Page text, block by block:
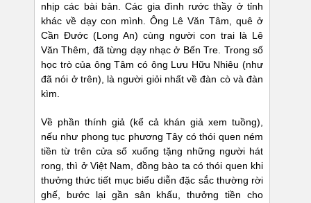
nhịp các bài bản. Các gia đình rước thầy ở tỉnh
khác về dạy con mình. Ông Lê Văn Tâm, quê ở
Cần Đước (Long An) cùng người con trai là Lê
Văn Thêm, đã từng dạy nhạc ở Bến Tre. Trong số
học trò của ông Tâm có ông Lưu Hữu Nhiêu (như
đã nói ở trên), là người giỏi nhất về đàn cò và đàn
kìm.
Về phần thính giả (kể cả khán giả xem tuồng),
nếu như phong tục phương Tây có thói quen ném
tiền từ trên cửa số xuống tặng những người hát
rong, thì ở Việt Nam, đồng bào ta có thói quen khi
thưởng thức tiết mục biểu diễn đặc sắc thường rời
ghế, bước lại gần sân khấu, thưởng tiền cho